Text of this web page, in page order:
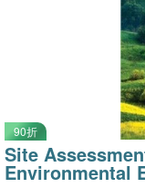
90折
Site
Environmental